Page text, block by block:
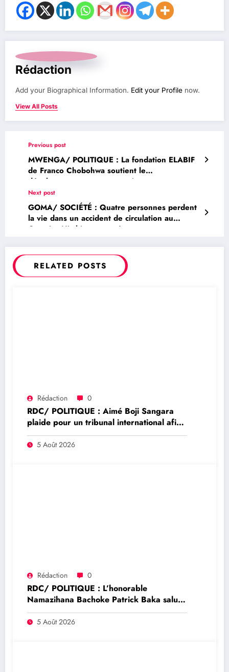
Rédaction
Add your Biographical Information. Edit your Profile now.
View All Posts
Previous post
MWENGA/ POLITIQUE : La fondation ELABIF
de Franco Chobohwa soutient le
développement communautaire en appuyant
les travaux de rehabilitation de l’axe routier
Twangiza-Lurhala
Next post
GOMA/ SOCIÉTÉ : Quatre personnes perdent
la vie dans un accident de circulation au
Quartier Himbi vers musée
RELATED POSTS
Rédaction 0
RDC/ POLITIQUE : Aimé Boji Sangara
plaide pour un tribunal international afin
de rendre justice aux victimes des conflits
en RDC
5 Août 2026
Rédaction 0
RDC/ POLITIQUE : L’honorable
Namazihana Bachoke Patrick Baka salue
la suspension de l’arrêté interministériel
sur l’économie numérique
5 Août 2026